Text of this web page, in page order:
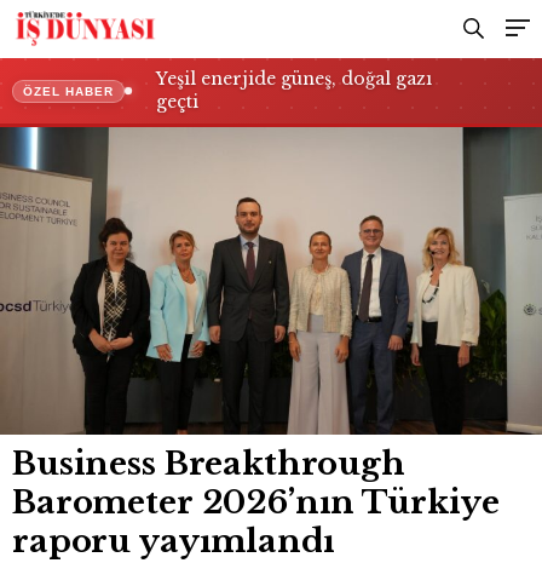
ÖZEL HABER
Yeşil enerjide güneş, doğal gazı
geçti
Business Breakthrough
Barometer 2026’nın Türkiye
raporu yayımlandı